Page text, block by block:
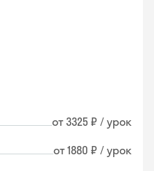
от 3325 ₽ / урок
от 1880 ₽ / урок